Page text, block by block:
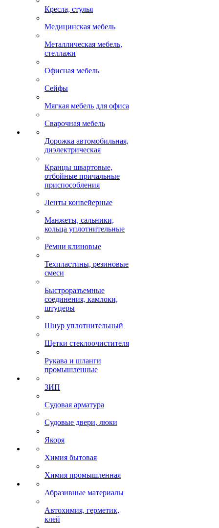
Кресла, стулья
Медицинская мебель
Металлическая мебель,
стеллажи
Офисная мебель
Сейфы
Мягкая мебель для офиса
Сварочная мебель
Дорожка автомобильная,
диэлектрическая
Кранцы швартовые,
отбойные причальные
приспособления
Ленты конвейерные
Манжеты, сальники,
кольца уплотнительные
Ремни клиновые
Техпластины, резиновые
смеси
Быстроразъемные
соединения, камлоки,
штуцеры
Шнур уплотнительный
Щетки стеклоочистителя
Рукава и шланги
промышленные
ЗИП
Судовая арматура
Судовые двери, люки
Якоря
Химия бытовая
Химия промышленная
Абразивные материалы
Автохимия, герметик,
клей